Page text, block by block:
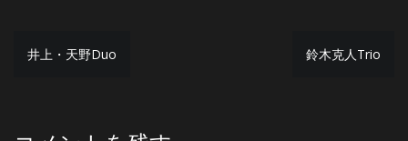
投
ビ
井上・天野Duo 鈴木克人Trio